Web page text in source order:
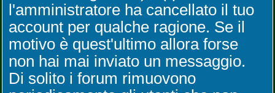
l'amministratore ha cancellato il tuo
account per qualche ragione. Se il
motivo è quest'ultimo allora forse
non hai mai inviato un messaggio.
Di solito i forum rimuovono